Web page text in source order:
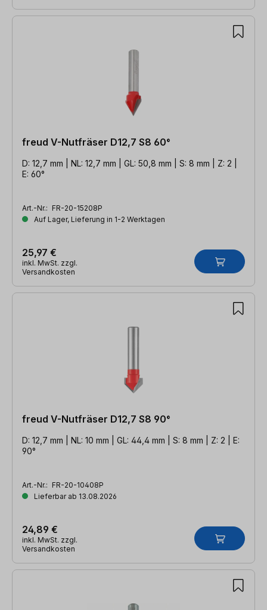
freud V-Nutfräser D12,7 S8 60°
D: 12,7 mm | NL: 12,7 mm | GL: 50,8 mm | S: 8 mm | Z: 2 |
E: 60°
Art.-Nr.: FR-20-15208P
Auf Lager, Lieferung in 1-2 Werktagen
25,97 €
inkl. MwSt. zzgl.
Versandkosten
freud V-Nutfräser D12,7 S8 90°
D: 12,7 mm | NL: 10 mm | GL: 44,4 mm | S: 8 mm | Z: 2 | E:
90°
Art.-Nr.: FR-20-10408P
Lieferbar ab 13.08.2026
24,89 €
inkl. MwSt. zzgl.
Versandkosten